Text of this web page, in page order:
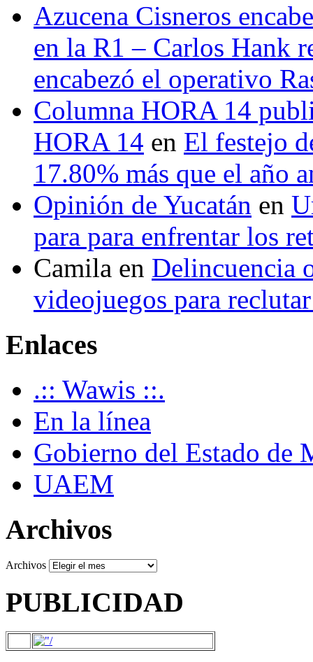
Azucena Cisneros
en la R1 – Carlos Hank
encabezó el operativo
Columna HORA 14
HORA 14 en El festejo
17.80% más que el año
Opinión de Yucatán en
para para enfrentar los
Camila en Delincuencia
videojuegos para
Enlaces
.:: Wawis ::.
En la línea
Gobierno del Estado de
UAEM
Archivos
Archivos
PUBLICIDAD